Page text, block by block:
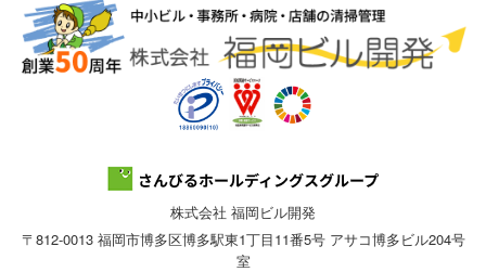
株式会社 福岡ビル開発
〒812-0013 福岡市博多区博多駅東1丁目11番5号 アサコ博多ビル204号
室